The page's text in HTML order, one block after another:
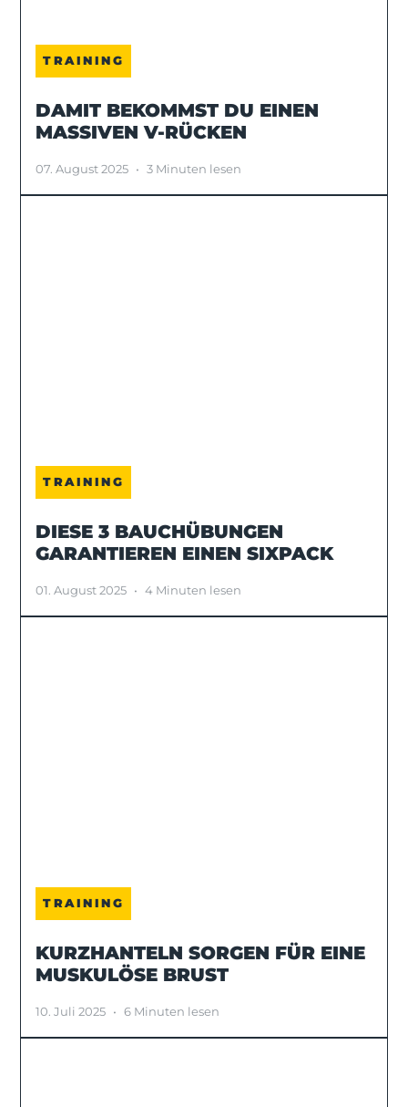
TRAINING
DAMIT BEKOMMST DU EINEN
MASSIVEN V-RÜCKEN
07. August 2025 • 3 Minuten lesen
TRAINING
DIESE 3 BAUCHÜBUNGEN
GARANTIEREN EINEN SIXPACK
01. August 2025 • 4 Minuten lesen
TRAINING
KURZHANTELN SORGEN FÜR EINE
MUSKULÖSE BRUST
10. Juli 2025 • 6 Minuten lesen